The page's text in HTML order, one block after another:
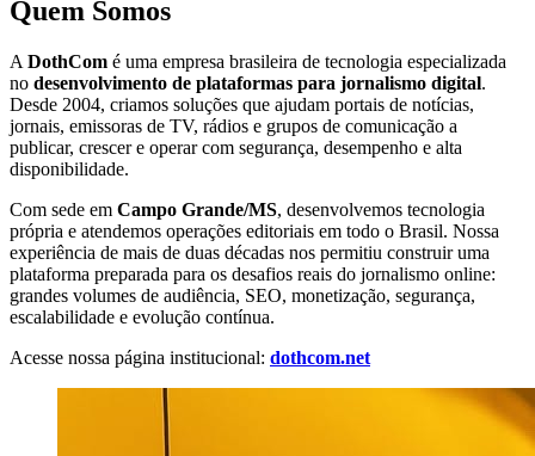
Quem Somos
A DothCom é uma empresa brasileira de tecnologia especializada
no desenvolvimento de plataformas para jornalismo digital.
Desde 2004, criamos soluções que ajudam portais de notícias,
jornais, emissoras de TV, rádios e grupos de comunicação a
publicar, crescer e operar com segurança, desempenho e alta
disponibilidade.
Com sede em Campo Grande/MS, desenvolvemos tecnologia
própria e atendemos operações editoriais em todo o Brasil. Nossa
experiência de mais de duas décadas nos permitiu construir uma
plataforma preparada para os desafios reais do jornalismo online:
grandes volumes de audiência, SEO, monetização, segurança,
escalabilidade e evolução contínua.
Acesse nossa página institucional: dothcom.net